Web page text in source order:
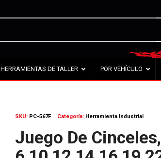
HERRAMIENTAS DE TALLER POR VEHÍCULO
SKU: PC-567F Categoría: Herramienta Industrial
Juego De